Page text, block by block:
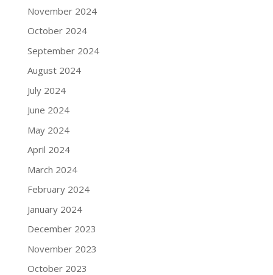
November 2024
October 2024
September 2024
August 2024
July 2024
June 2024
May 2024
April 2024
March 2024
February 2024
January 2024
December 2023
November 2023
October 2023